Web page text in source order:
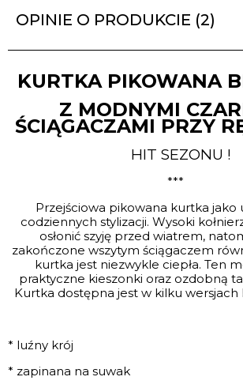
OPINIE O PRODUKCIE (2)
KURTKA PIKOWANA
Z MODNYMI
ŚCIĄGACZAMI PRZY
HIT SEZONU !
***
Przejściowa pikowana kurtka jako
codziennych stylizacji. Wysoki
osłonić szyję przed wiatrem,
zakończone wszytym ściągaczem
kurtka jest niezwykle ciepła. Ten
praktyczne kieszonki oraz ozdobną
Kurtka dostępna jest w kilku wersjach
* luźny krój
* zapinana na suwak